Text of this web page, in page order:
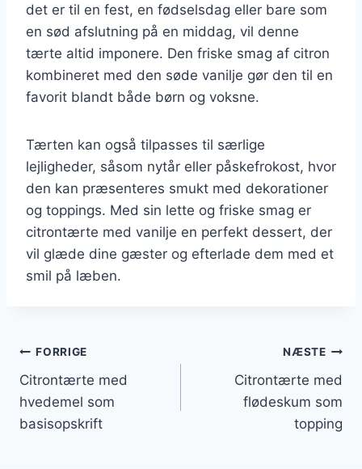
det er til en fest, en fødselsdag eller bare som
en sød afslutning på en middag, vil denne
tærte altid imponere. Den friske smag af citron
kombineret med den søde vanilje gør den til en
favorit blandt både børn og voksne.
Tærten kan også tilpasses til særlige
lejligheder, såsom nytår eller påskefrokost, hvor
den kan præsenteres smukt med dekorationer
og toppings. Med sin lette og friske smag er
citrontærte med vanilje en perfekt dessert, der
vil glæde dine gæster og efterlade dem med et
smil på læben.
Indlægsnavigation
FORRIGE
Citrontærte med
hvedemel som
basisopskrift
NÆSTE
Citrontærte med
flødeskum som
topping